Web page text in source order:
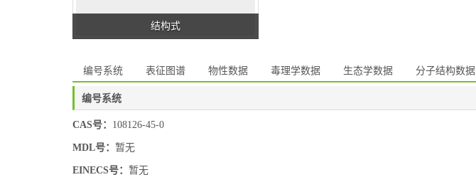
结构式
编号系统 表征图谱 物性数据 毒理学数据 生态学数据 分子结构数据
编号系统
CAS号： 108126-45-0
MDL号： 暂无
EINECS号： 暂无